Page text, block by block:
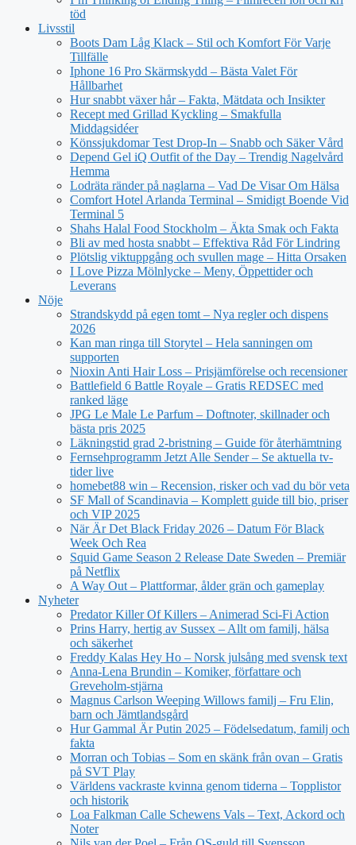
töd
Livsstil
Boots Dam Låg Klack – Stil och Komfort För Varje
Tillfälle
Iphone 16 Pro Skärmskydd – Bästa Valet För
Hållbarhet
Hur snabbt växer hår – Fakta, Mätdata och Insikter
Recept med Grillad Kyckling – Smakfulla
Middagsidéer
Könssjukdomar Test Drop-In – Snabb och Säker Vård
Depend Gel iQ Outfit of the Day – Trendig Nagelvård
Hemma
Lodräta ränder på naglarna – Vad De Visar Om Hälsa
Comfort Hotel Arlanda Terminal – Smidigt Boende Vid
Terminal 5
Shahs Halal Food Stockholm – Äkta Smak och Fakta
Bli av med hosta snabbt – Effektiva Råd För Lindring
Plötslig viktuppgång och svullen mage – Hitta Orsaken
I Love Pizza Mölnlycke – Meny, Öppettider och
Leverans
Nöje
Strandskydd på egen tomt – Nya regler och dispens
2026
Kan man ringa till Storytel – Hela sanningen om
supporten
Nioxin Anti Hair Loss – Prisjämförelse och recensioner
Battlefield 6 Battle Royale – Gratis REDSEC med
ranked läge
JPG Le Male Le Parfum – Doftnoter, skillnader och
bästa pris 2025
Läkningstid grad 2-bristning – Guide för återhämtning
Fernsehprogramm Jetzt Alle Sender – Se aktuella tv-
tider live
homebet88 win – Recension, risker och vad du bör veta
SF Mall of Scandinavia – Komplett guide till bio, priser
och VIP 2025
När Är Det Black Friday 2026 – Datum För Black
Week Och Rea
Squid Game Season 2 Release Date Sweden – Premiär
på Netflix
A Way Out – Plattformar, ålder grän och gameplay
Nyheter
Predator Killer Of Killers – Animerad Sci-Fi Action
Prins Harry, hertig av Sussex – Allt om familj, hälsa
och säkerhet
Freddy Kalas Hey Ho – Norsk julsång med svensk text
Anna-Lena Brundin – Komiker, författare och
Greveholm-stjärna
Magnus Carlson Weeping Willows familj – Fru Elin,
barn och Jämtlandsgård
Hur Gammal Är Putin 2025 – Födelsedatum, familj och
fakta
Morran och Tobias – Som en skänk från ovan – Gratis
på SVT Play
Världens vackraste kvinna genom tiderna – Topplistor
och historik
Loa Falkman Calle Schewens Vals – Text, Ackord och
Noter